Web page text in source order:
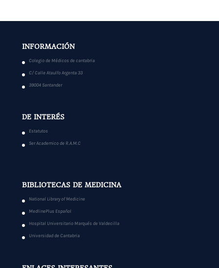
INFORMACIÓN
Colegio de Médicos de cantabria
C/ Calle Ataulfo Argenta 33
39004 Santander
DE INTERÉS
Estatutos
Ser Academico de R.A.M.C
BIBLIOTECAS DE MEDICINA
National Library of Medicine
MedlinePlus Español
Hospital Universitario Marqués de Valdecilla
Universidad de Cantabria